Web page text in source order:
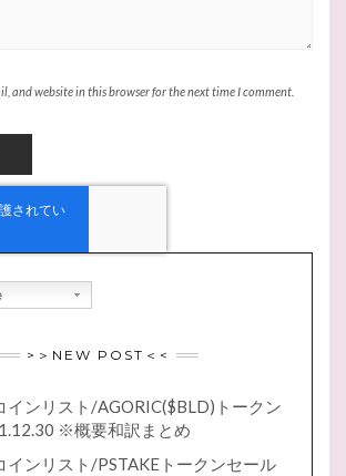
and website in this browser for the next time I comment.
>＞NEW POST＜<
インリスト/AGORIC($BLD)トークン
※概要和訳まとめ
インリスト/PSTAKEトークンセール